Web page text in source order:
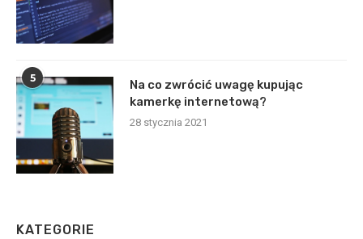
5
Na co zwrócić uwagę kupując
kamerkę internetową?
28 stycznia 2021
KATEGORIE